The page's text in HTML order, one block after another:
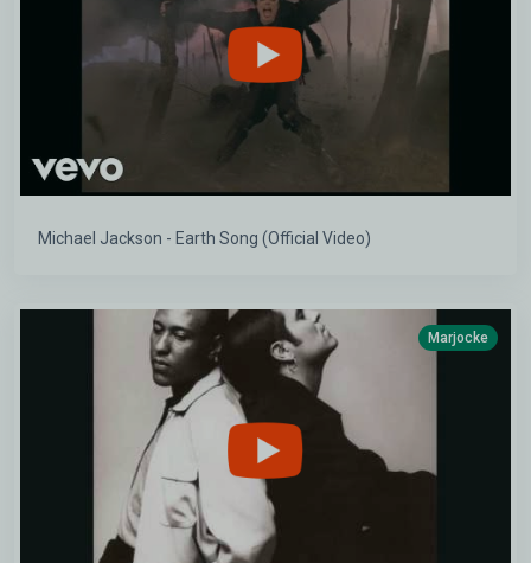
Michael Jackson - Earth Song (Official Video)
Marjocke